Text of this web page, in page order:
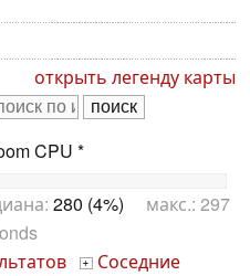
открыть легенду карты
CPU *
280 (4%) макс.: 297
+ Соседние